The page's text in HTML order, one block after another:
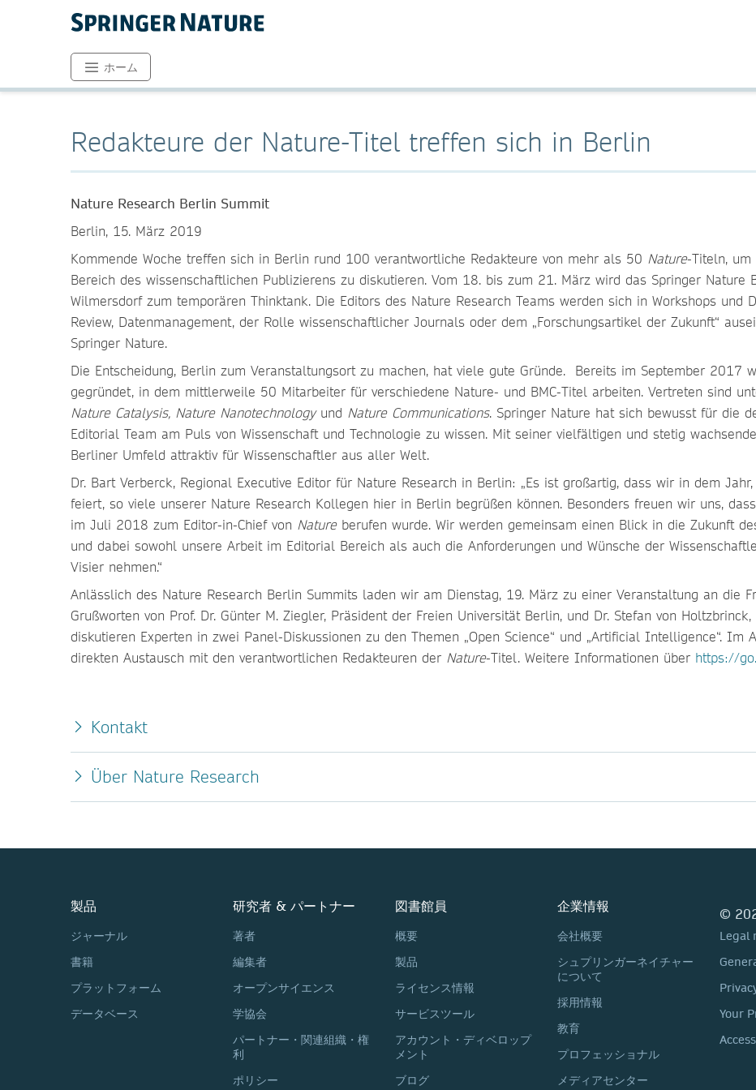
ホーム
Redakteure der Nature-Titel treffen sich in Berlin
Nature Research Berlin Summit
Berlin, 15. März 2019
Kommende Woche treffen sich in Berlin rund 100 verantwortliche Redakteure von mehr als 50 Nature-Titeln, um
Bereich des wissenschaftlichen Publizierens zu diskutieren. Vom 18. bis zum 21. März wird das Springer
Wilmersdorf zum temporären Thinktank. Die Editors des Nature Research Teams werden sich in Workshops und
Review, Datenmanagement, der Rolle wissenschaftlicher Journals oder dem „Forschungsartikel der Zukunft“
Springer Nature.
Die Entscheidung, Berlin zum Veranstaltungsort zu machen, hat viele gute Gründe. Bereits im September 2017
gegründet, in dem mittlerweile 50 Mitarbeiter für verschiedene Nature- und BMC-Titel arbeiten. Vertreten sind
Nature Catalysis, Nature Nanotechnology und Nature Communications. Springer Nature hat sich bewusst für die
Editorial Team am Puls von Wissenschaft und Technologie zu wissen. Mit seiner vielfältigen und stetig
Berliner Umfeld attraktiv für Wissenschaftler aus aller Welt.
Dr. Bart Verberck, Regional Executive Editor für Nature Research in Berlin: „Es ist großartig, dass wir in dem
feiert, so viele unserer Nature Research Kollegen hier in Berlin begrüßen können. Besonders freuen wir uns,
im Juli 2018 zum Editor-in-Chief von Natureberufen wurde. Wir werden gemeinsam einen Blick in die Zukunft
und dabei sowohl unsere Arbeit im Editorial Bereich als auch die Anforderungen und Wünsche der
Visier nehmen.“
Anlässlich des Nature Research Berlin Summits laden wir am Dienstag, 19. März zu einer Veranstaltung an die
Grußworten von Prof. Dr. Günter M. Ziegler, Präsident der Freien Universität Berlin, und Dr. Stefan von
diskutieren Experten in zwei Panel-Diskussionen zu den Themen „Open Science“ und „Artificial Intelligence“. Im
direkten Austausch mit den verantwortlichen Redakteuren der Nature-Titel. Weitere Informationen über https://
Kontakt
Über Nature Research
製品
ジャーナル
書籍
プラットフォーム
データベース
研究者 & パートナー
著者
編集者
オープンサイエンス
学協会
パートナー・関連組織・権
利
ポリシー
図書館員
概要
製品
ライセンス情報
サービスツール
アカウント・ディベロップ
メント
ブログ
企業情報
会社概要
シュプリンガーネイチャー
について
採用情報
教育
プロフェッショナル
メディアセンター
©
Legal
Your